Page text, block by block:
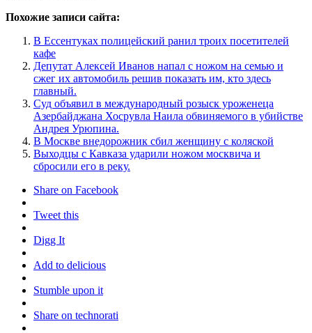
Похожие записи сайта:
В Ессентуках полицейский ранил троих посетителей
кафе
Депутат Алексей Иванов напал с ножом на семью и
сжег их автомобиль решив показать им, кто здесь
главный.
Суд объявил в международный розыск уроженеца
Азербайджана Хосрувла Наила обвиняемого в убийстве
Андрея Урюпина.
В Москве внедорожник сбил женщину с коляской
Выходцы с Кавказа ударили ножом москвича и
сбросили его в реку.
Share on Facebook
Tweet this
Digg It
Add to delicious
Stumble upon it
Share on technorati